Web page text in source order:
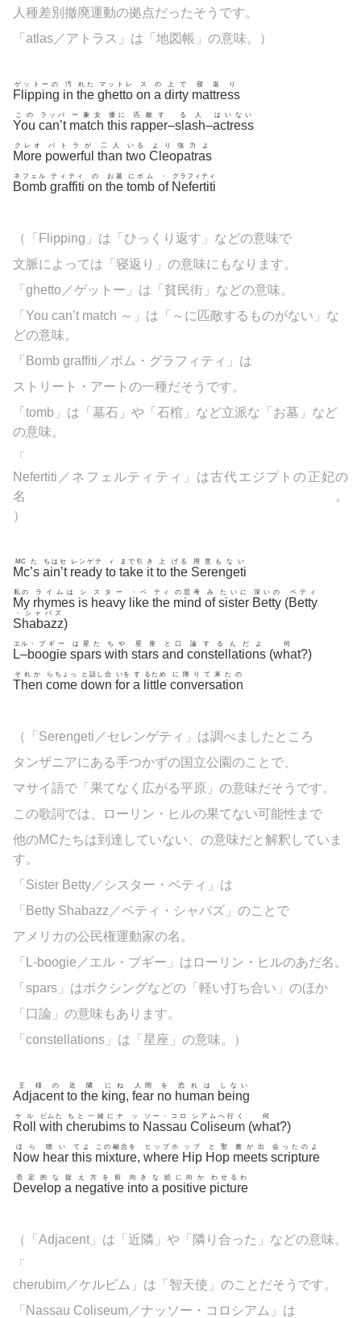
人種差別撤廃運動の拠点だったそうです。
「 atlas／アトラス」は「地図帳」の意味。 ）
Flipping
ゲットーの
in
汚
the
れた
ghetto
マットレ
on
ス
a
の
dirty
上で
mattress
寝返り
You
この
can’t
ラッパ
match
ー兼女
this
優に
rapper
匹敵す
–slash
る人
–actress
はいない
More
クレオ
powerful
パトラが
than
二人
two
いる
Cleopatras
より強力よ
Bomb
ネフェル
graffiti
ティティ
on
の
the
お墓
tomb
にボム
of
・
Nefertiti
グラフィティ
（「 Flipping」は「ひっくり返す」などの意味で
文脈によっては「寝返り」の意味にもなります。
「 ghetto／ゲットー」は「貧民街」などの意味。
「You can’t match ～」は「～に匹敵するものがない」な
どの意味。
「Bomb graffiti／ボム・グラフィティ」は
ストリート・アートの一種だそうです。
「tomb」は「墓石」や「石棺」など立派な「お墓」など
の意味。
「
Nefertiti／ネフェルティティ」は古代エジプトの正妃の
名。
）
Mc’s
MCた
ain’t
ちはセ
ready
レンゲテ
to
ィ
take
まで引
it
き
to
上
the
げる
Serengeti
用意もない
My
私の
rhymes
ライムは
is
シ
heavy
スター
like
・ベ
the
ティ
mind
の思考
of
み
sister
たいに
Betty
深いの
(Betty
ベティ
Shabazz
・シャバズ
)
L
エ
–
ル
boogie
・ブギー
spars
は星た
with
ちや
stars
星座
and
と口
constellations
論するんだよ
(what
何
?)
Then
それか
come
らちょっ
down
と話し合
for
いを
a
す
little
るため
conversation
に降りて来たの
（「 Serengeti／セレンゲティ」は調べましたところ
タンザニアにある手つかずの国立公園のことで、
マサイ語で「果てなく広がる平原」の意味だそうです。
この歌詞では、ローリン・ヒルの果てない可能性まで
他のMCたちは到達していない、の意味だと解釈していま
す。
「Sister Betty／シスター・ベティ」は
「Betty Shabazz／ベティ・シャバズ」のことで
アメリカの公民権運動家の名。
「L-boogie／エル・ブギー」はローリン・ヒルのあだ名。
「 spars」はボクシングなどの「軽い打ち合い」のほか
「口論」の意味もあります。
「 constellations」は「星座」の意味。 ）
Adjacent
王様の
to
近
the
隣
king
にね
, fear
人間
no
を
human
恐れは
being
しない
Roll
ケル
with
ビムた
cherubims
ちと一緒にナ
to
ッ
Nassau
ソー・コロ
Coliseum
シアムへ行く
(what
何
?)
Now
ほら
hear
聴い
this
てよ
mixture
この融合を
, where
ヒップホ
Hip
ップ
Hop
と聖
meets
書が出
scripture
会ったのよ
Develop
否定的な
a
捉
negative
え方を前
into
向き
a
な
positive
絵に向か
picture
わせるわ
（「 Adjacent」は「近隣」や「隣り合った」などの意味。
「
cherubim／ケルビム」は「智天使」のことだそうです。
「 Nassau Coliseum／ナッソー・コロシアム」は